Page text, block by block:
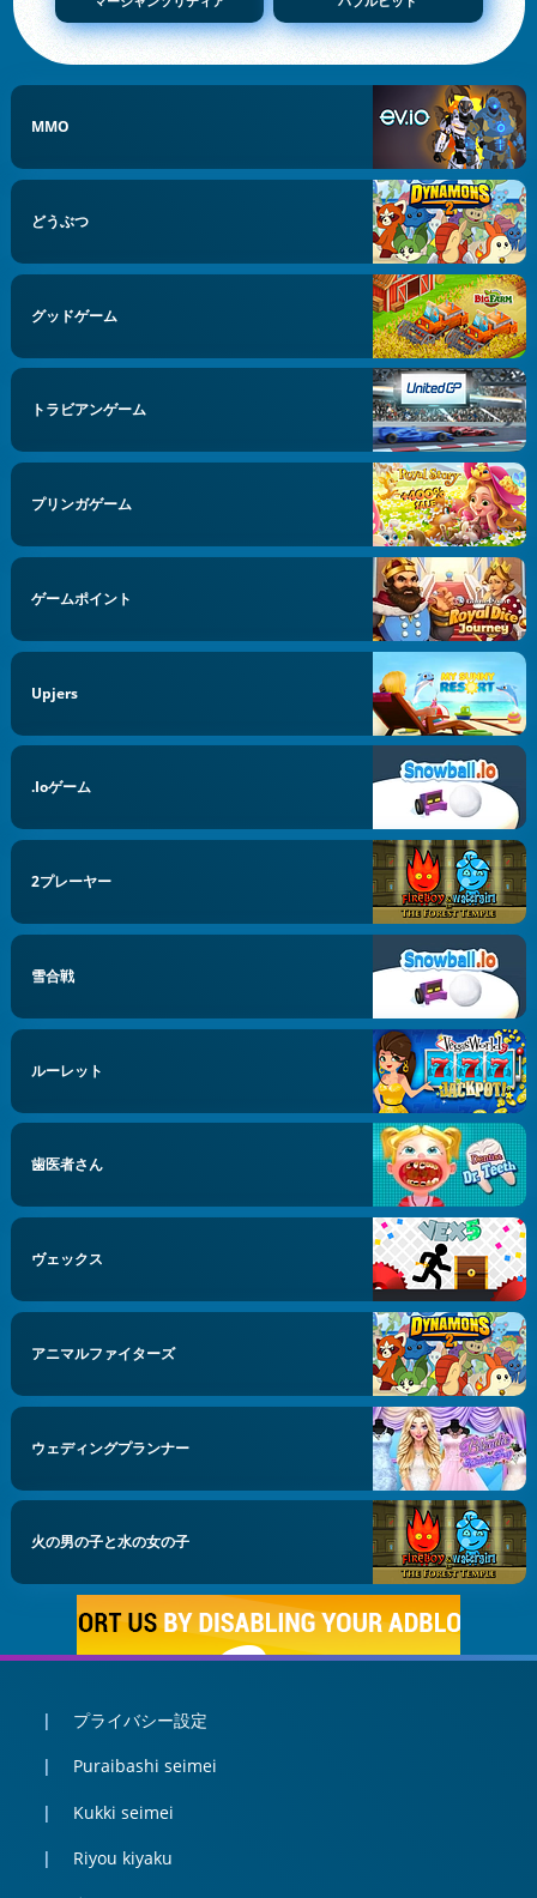
MMO
どうぶつ
グッドゲーム
トラビアンゲーム
プリンガゲーム
ゲームポイント
Upjers
.ioゲーム
2プレーヤー
雪合戦
ルーレット
歯医者さん
ヴェックス
アニマルファイターズ
ウェディングプランナー
火の男の子と水の女の子
プライバシー設定
Puraibashi seimei
Kukki seimei
Riyou kiyaku